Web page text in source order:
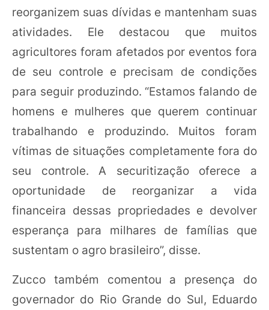
reorganizem suas dívidas e mantenham suas
atividades. Ele destacou que muitos
agricultores foram afetados por eventos fora
de seu controle e precisam de condições
para seguir produzindo. “Estamos falando de
homens e mulheres que querem continuar
trabalhando e produzindo. Muitos foram
vítimas de situações completamente fora do
seu controle. A securitização oferece a
oportunidade de reorganizar a vida
financeira dessas propriedades e devolver
esperança para milhares de famílias que
sustentam o agro brasileiro”, disse.
Zucco também comentou a presença do
governador do Rio Grande do Sul, Eduardo